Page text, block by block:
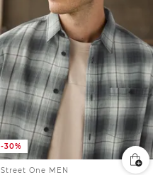
-30%
Street One MEN